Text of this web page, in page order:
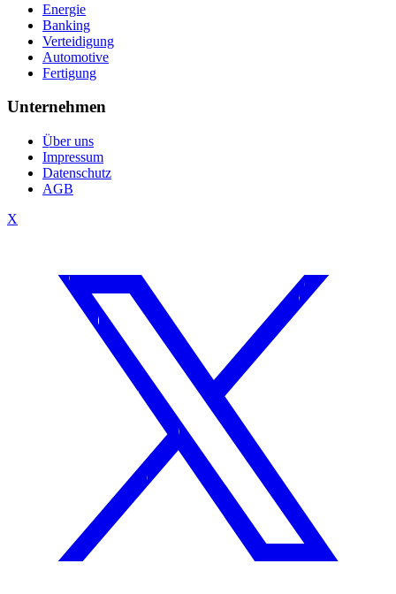
Energie
Banking
Verteidigung
Automotive
Fertigung
Unternehmen
Über uns
Impressum
Datenschutz
AGB
X